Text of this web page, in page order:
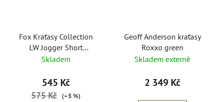
Fox Kraťasy Collection
LW Jogger Short
Black/Orange
Skladem
545 Kč
575 Kč (–5 %)
Geoff Anderson kraťasy
Roxxo green
Skladem externě
2 349 Kč